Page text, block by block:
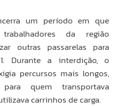
um período em que
da região
outras passarelas para
Durante a interdição, o
percursos mais longos,
para quem transportava
carrinhos de carga.